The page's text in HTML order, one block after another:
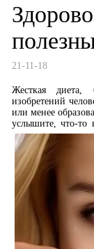
21-11-18
Жесткая диета,
изобретений
или менее
услышите, что-то